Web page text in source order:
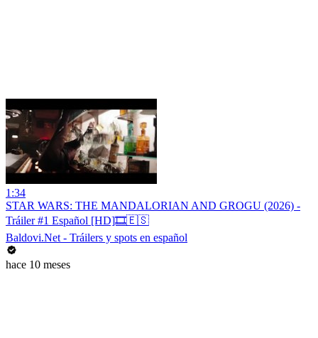
1:34
STAR WARS: THE MANDALORIAN AND GROGU (2026) -
Tráiler #1 Español [HD]🎞️🇪🇸
Baldovi.Net - Tráilers y spots en español
hace 10 meses